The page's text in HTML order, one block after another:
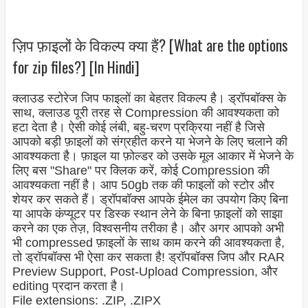
ज़िप फ़ाइलों के विकल्प क्या हैं? [What are the options
for zip files?] [In Hindi]
क्लाउड स्टोरेज जिप फाइलों का बेहतर विकल्प है। ड्रॉपबॉक्स के
साथ, क्लाउड पूरी तरह से Compression की आवश्यकता को
हटा देता है। ऐसी कोई लंबी, बहु-चरण प्रक्रिया नहीं है जिसे
आपको बड़ी फ़ाइलों को संग्रहीत करने या भेजने के लिए चलाने की
आवश्यकता है। फ़ाइल या फ़ोल्डर को उसके मूल आकार में भेजने के
लिए बस "Share" पर क्लिक करें, कोई Compression की
आवश्यकता नहीं है। आप 50gb तक की फाइलों को स्टोर और
शेयर कर सकते हैं। ड्रॉपबॉक्स आपके ईमेल का उपयोग किए बिना
या आपके कंप्यूटर पर डिस्क स्थान लेने के बिना फ़ाइलों को साझा
करने का एक तेज़, विश्वसनीय तरीका है। और अगर आपको अभी
भी compressed फ़ाइलों के साथ काम करने की आवश्यकता है,
तो ड्रॉपबॉक्स भी ऐसा कर सकता है! ड्रॉपबॉक्स जिप और RAR
Preview Support, Post-Upload Compression, और
editing प्रदान करता है।
File extensions: .ZIP, .ZIPX